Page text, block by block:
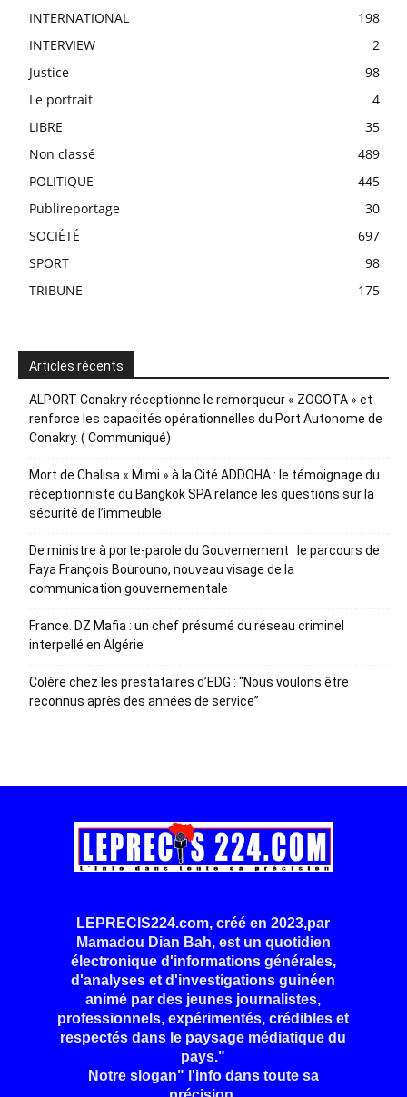
INTERNATIONAL
198
INTERVIEW
2
Justice
98
Le portrait
4
LIBRE
35
Non classé
489
POLITIQUE
445
Publireportage
30
SOCIÉTÉ
697
SPORT
98
TRIBUNE
175
Articles récents
ALPORT Conakry réceptionne le remorqueur « ZOGOTA » et
renforce les capacités opérationnelles du Port Autonome de
Conakry. ( Communiqué)
Mort de Chalisa « Mimi » à la Cité ADDOHA : le témoignage du
réceptionniste du Bangkok SPA relance les questions sur la
sécurité de l’immeuble
De ministre à porte-parole du Gouvernement : le parcours de
Faya François Bourouno, nouveau visage de la
communication gouvernementale
France. DZ Mafia : un chef présumé du réseau criminel
interpellé en Algérie
Colère chez les prestataires d’EDG : “Nous voulons être
reconnus après des années de service”
LEPRECIS224.com, créé en 2023,par
Mamadou Dian Bah, est un quotidien
électronique d'informations générales,
d'analyses et d'investigations guinéen
animé par des jeunes journalistes,
professionnels, expérimentés, crédibles et
respectés dans le paysage médiatique du
pays."
Notre slogan" l'info dans toute sa